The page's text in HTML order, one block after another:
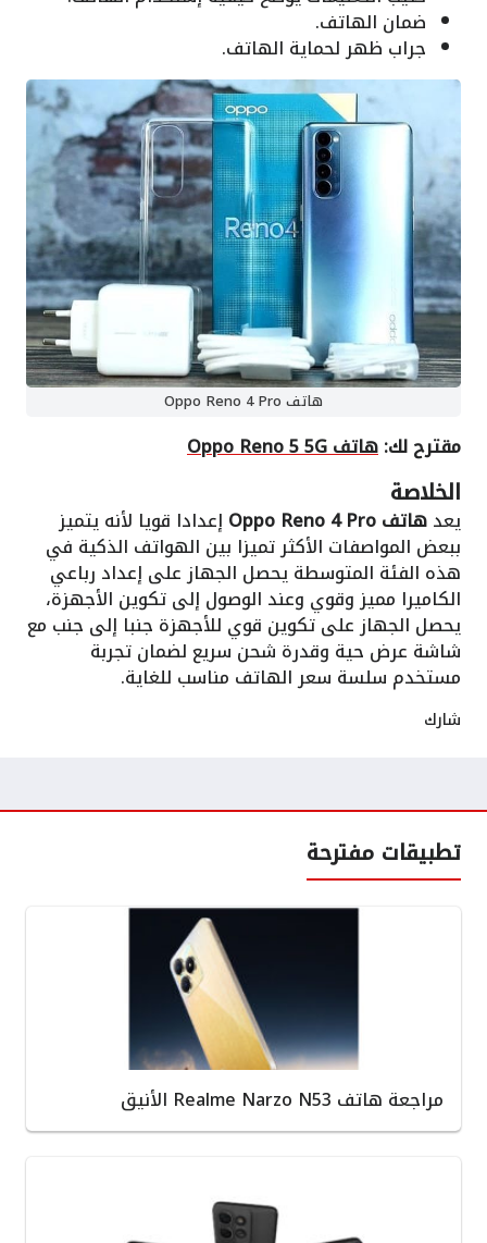
ضمان الهاتف.
جراب ظهر لحماية الهاتف.
هاتف Oppo Reno 4 Pro
مقترح لك:هاتف Oppo Reno 5 5G
الخلاصة
يعدهاتف Oppo Reno 4 Pro إعدادا قويا لأنه يتميز
ببعض المواصفات الأكثر تميزا بين الهواتف الذكية في
هذه الفئة المتوسطة يحصل الجهاز على إعداد رباعي
الكاميرا مميز وقوي وعند الوصول إلى تكوين الأجهزة،
يحصل الجهاز على تكوين قوي للأجهزة جنبا إلى جنب مع
شاشة عرض حية وقدرة شحن سريع لضمان تجربة
مستخدم سلسة سعر الهاتف مناسب للغاية.
شارك
تطبيقات مفترحة
مراجعة هاتف Realme Narzo N53 الأنيق